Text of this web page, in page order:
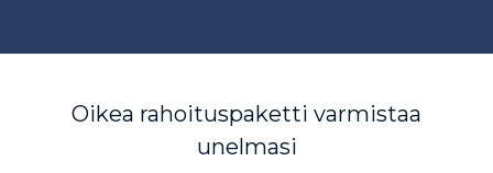
Oikea rahoituspaketti varmistaa
unelmasi